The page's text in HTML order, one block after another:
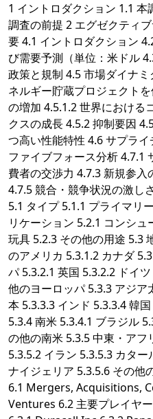
1 イントロダクション 1.1
調査の前提 2 エグゼクティ
要 4.1 イントロダクション
び需要予測（単位：米ドル
政策と規制 4.5 市場ダイナ
ネルギー貯蔵プロジェクト
の増加 4.5.1.2 世界における
クスの成長 4.5.2 抑制要因
つ高い性能特性 4.6 サプラ
ファイブフォース分析 4.7.1
費者の交渉力 4.7.3 新規参
4.7.5 競合・競争状況の激し
5.1 タイプ 5.1.1 プライマリ
リケーション 5.2.1 コンシ
玩具 5.2.3 その他の用途 5.3
のアメリカ 5.3.1.2 カナダ
パ 5.3.2.1 英国 5.3.2.2 ドイ
他のヨーロッパ 5.3.3 アジア
本 5.3.3.3 インド 5.3.3.4 韓
5.3.4 南米 5.3.4.1 ブラジル
の他の南米 5.3.5 中東・アフ
5.3.5.2 イラン 5.3.5.3 カタ
ナイジェリア 5.3.5.6 その他
6.1 Mergers, Acquisitions,
Ventures 6.2 主要プレイヤ